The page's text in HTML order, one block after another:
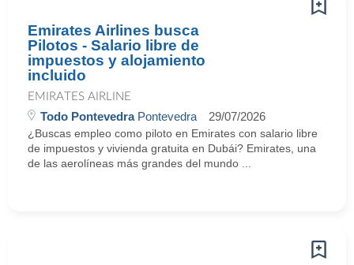
Emirates Airlines busca
Pilotos - Salario libre de
impuestos y alojamiento
incluido
EMIRATES AIRLINE
Todo PontevedraPontevedra 29/07/2026
¿Buscas empleo como piloto en Emirates con salario libre
de impuestos y vivienda gratuita en Dubái? Emirates, una
de las aerolíneas más grandes del mundo ...